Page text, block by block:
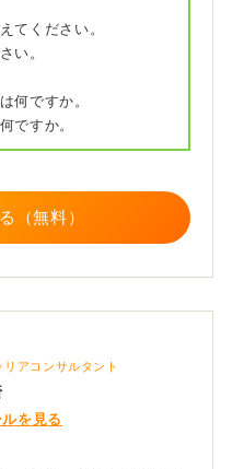
声量・姿勢といった安心
て「この人に任せたい」
意識してください。
てください。
い。
何ですか。
ですか。
（無料）
リアコンサルタント
を見る